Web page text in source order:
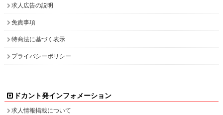
求人広告の説明
免責事項
特商法に基づく表示
プライバシーポリシー
ドカント発インフォメーション
求人情報掲載について